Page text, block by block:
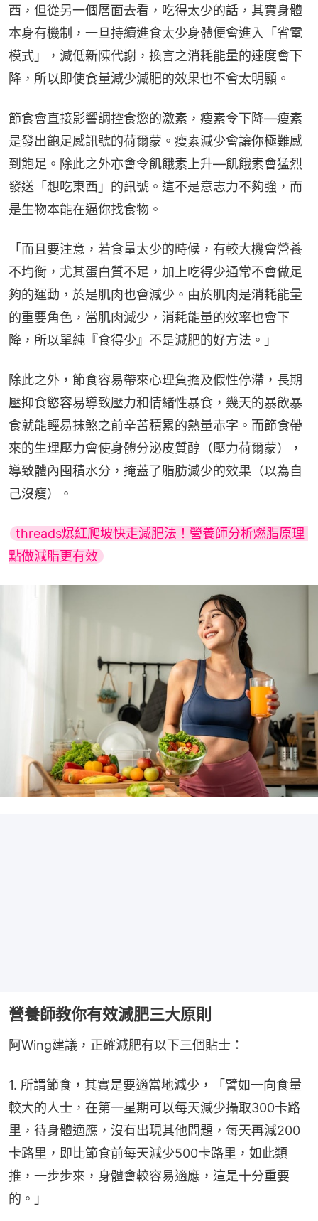
西，但從另一個層面去看，吃得太少的話，其實身體
本身有機制，一旦持續進食太少身體便會進入「省電
模式」，減低新陳代謝，換言之消耗能量的速度會下
降，所以即使食量減少減肥的效果也不會太明顯。
節食會直接影響調控食慾的激素，瘦素令下降—瘦素
是發出飽足感訊號的荷爾蒙。瘦素減少會讓你極難感
到飽足。除此之外亦會令飢餓素上升—飢餓素會猛烈
發送「想吃東西」的訊號。這不是意志力不夠強，而
是生物本能在逼你找食物。
「而且要注意，若食量太少的時候，有較大機會營養
不均衡，尤其蛋白質不足，加上吃得少通常不會做足
夠的運動，於是肌肉也會減少。由於肌肉是消耗能量
的重要角色，當肌肉減少，消耗能量的效率也會下
降，所以單純『食得少』不是減肥的好方法。」
除此之外，節食容易帶來心理負擔及假性停滯，長期
壓抑食慾容易導致壓力和情緒性暴食，幾天的暴飲暴
食就能輕易抹煞之前辛苦積累的熱量赤字。而節食帶
來的生理壓力會使身體分泌皮質醇（壓力荷爾蒙），
導致體內囤積水分，掩蓋了脂肪減少的效果（以為自
己沒瘦）。
threads爆紅爬坡快走減肥法！營養師分析燃脂原理
點做減脂更有效
營養師教你有效減肥三大原則
阿Wing建議，正確減肥有以下三個貼士：
1. 所謂節食，其實是要適當地減少，「譬如一向食量
較大的人士，在第一星期可以每天減少攝取300卡路
里，待身體適應，沒有出現其他問題，每天再減200
卡路里，即比節食前每天減少500卡路里，如此類
推，一步步來，身體會較容易適應，這是十分重要
的。」